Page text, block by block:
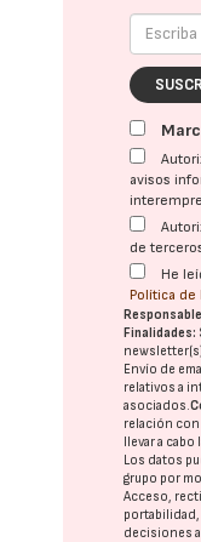
avisos
de
He
Política de
Finalidades:
Envío de
relativos a
asociados.
relación con
llevar a
Los datos
grupo por
Acceso,
decisiones